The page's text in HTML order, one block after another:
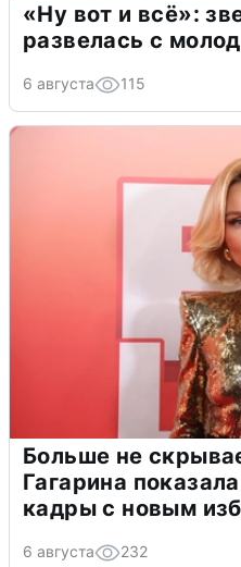
«Ну вот и всё»:
развелась с
6 августа 115
Больше не
Гагарина
кадры с новым
6 августа 232